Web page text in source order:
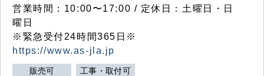
営業時間：10:00〜17:00 / 定休日：土曜日・日
曜日
※緊急受付24時間365日※
https://www.as-jla.jp
販売可 工事・取付可